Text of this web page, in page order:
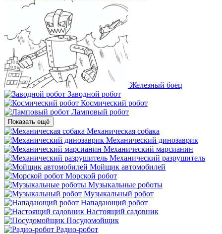
Железный боец
Заводной робот
Космический робот
Ламповый робот
Показать ещё
Механическая собака
Механический динозаврик
Механический марсианин
Механический разрушитель
Мойщик автомобилей
Морской робот
Музыкальные роботы
Музыкальный робот
Нападающий робот
Настоящий садовник
Посудомойщик
Радио-робот